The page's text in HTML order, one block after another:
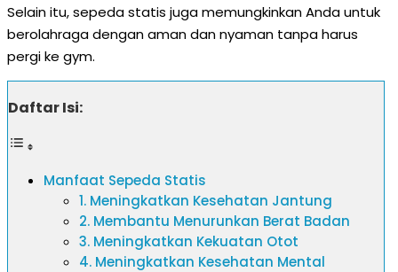
Selain itu, sepeda statis juga memungkinkan Anda untuk
berolahraga dengan aman dan nyaman tanpa harus
pergi ke gym.
Daftar Isi:
Manfaat Sepeda Statis
1. Meningkatkan Kesehatan Jantung
2. Membantu Menurunkan Berat Badan
3. Meningkatkan Kekuatan Otot
4. Meningkatkan Kesehatan Mental